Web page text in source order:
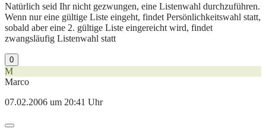
Natürlich seid Ihr nicht gezwungen, eine Listenwahl durchzuführen.
Wenn nur eine gültige Liste eingeht, findet Persönlichkeitswahl statt,
sobald aber eine 2. gültige Liste eingereicht wird, findet
zwangsläufig Listenwahl statt
0
M
Marco
07.02.2006 um 20:41 Uhr